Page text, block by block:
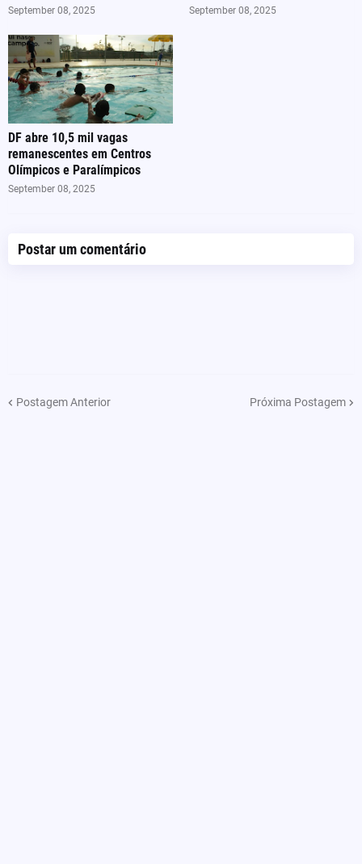
September 08, 2025 September 08, 2025
DF abre 10,5 mil vagas
remanescentes em Centros
Olímpicos e Paralímpicos
September 08, 2025
Postar um comentário
Postagem Anterior Próxima Postagem